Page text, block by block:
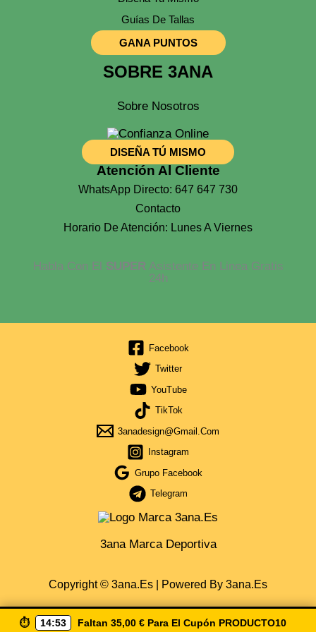
Guías De Tallas
GANA PUNTOS
SOBRE 3ANA
Sobre Nosotros
DISEÑA TÚ MISMO
Atención Al Cliente
WhatsApp Directo: 647 647 730
Contacto
Horario De Atención: Lunes A Viernes
Habla Con El SUPERAsistente En Linea Gratis
24h
Facebook
Twitter
YouTube
TikTok
3anadesign@gmail.com
Instagram
Grupo Facebook
Telegram
3ana Marca Deportiva
Copyright © 3ana.es | Powered By 3ana.es
⏱️ 14:52 Faltan 35,00 € Para El Cupón PRODUCTO10